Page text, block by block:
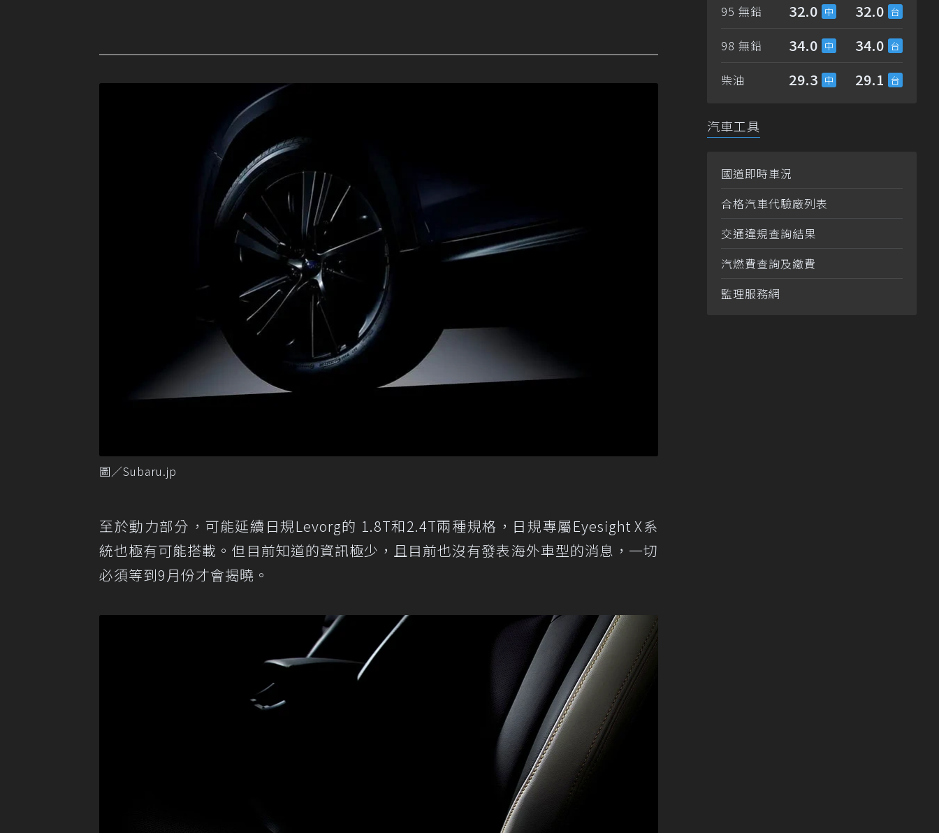
圖／Subaru.jp
至於動力部分，可能延續日規Levorg的 1.8T和2.4T兩種規格，日規專屬Eyesight X系
統也極有可能搭載。但目前知道的資訊極少，且目前也沒有發表海外車型的消息，一切
必須等到9月份才會揭曉。
95 無鉛 32.0 32.0
98 無鉛 34.0 34.0
柴油 29.3 29.1
汽車工具
國道即時車況
合格汽車代驗廠列表
交通違規查詢結果
汽燃費查詢及繳費
監理服務網